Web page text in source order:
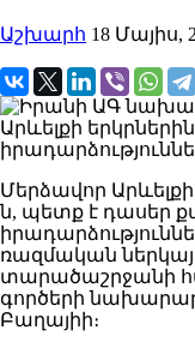
Աշխարհ 18 Մայիս,
Մերձավոր
ն, պետք է դասեր
ռազմական
տարածաշրջանի
գործերի
Բաղայիի։